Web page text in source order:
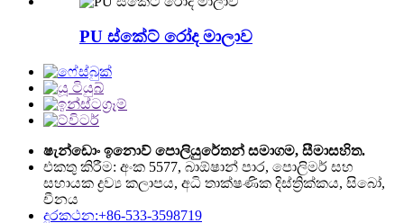
PU ස්කේට් රෝද මාලාව
ෂැන්ඩොං ඉනොව් පොලියුරේතන් සමාගම, සීමාසහිත.
එකතු කිරීම: අංක 5577, බාඕෂාන් පාර, පොලිමර් සහ
සහායක ද්‍රව්‍ය කලාපය, අධි තාක්ෂණික දිස්ත්‍රික්කය, සිබෝ,
චීනය
දුරකථන:+86-533-3598719